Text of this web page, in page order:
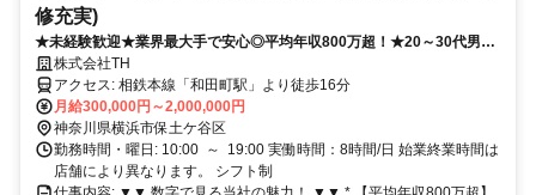
修充実)
★未経験歓迎★業界最大手で安心◎平均年収800万超！★20～30代男女
活躍中★
株式会社TH
アクセス: 相鉄本線「和田町駅」より徒歩16分
月給300,000円～2,000,000円
神奈川県横浜市保土ケ谷区
勤務時間・曜日: 10:00 ～ 19:00 実働時間：8時間/日 始業終業時間は
店舗により異なります。 シフト制